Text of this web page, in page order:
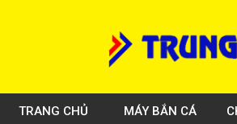
TRANG CHỦ MÁY BẮN CÁ